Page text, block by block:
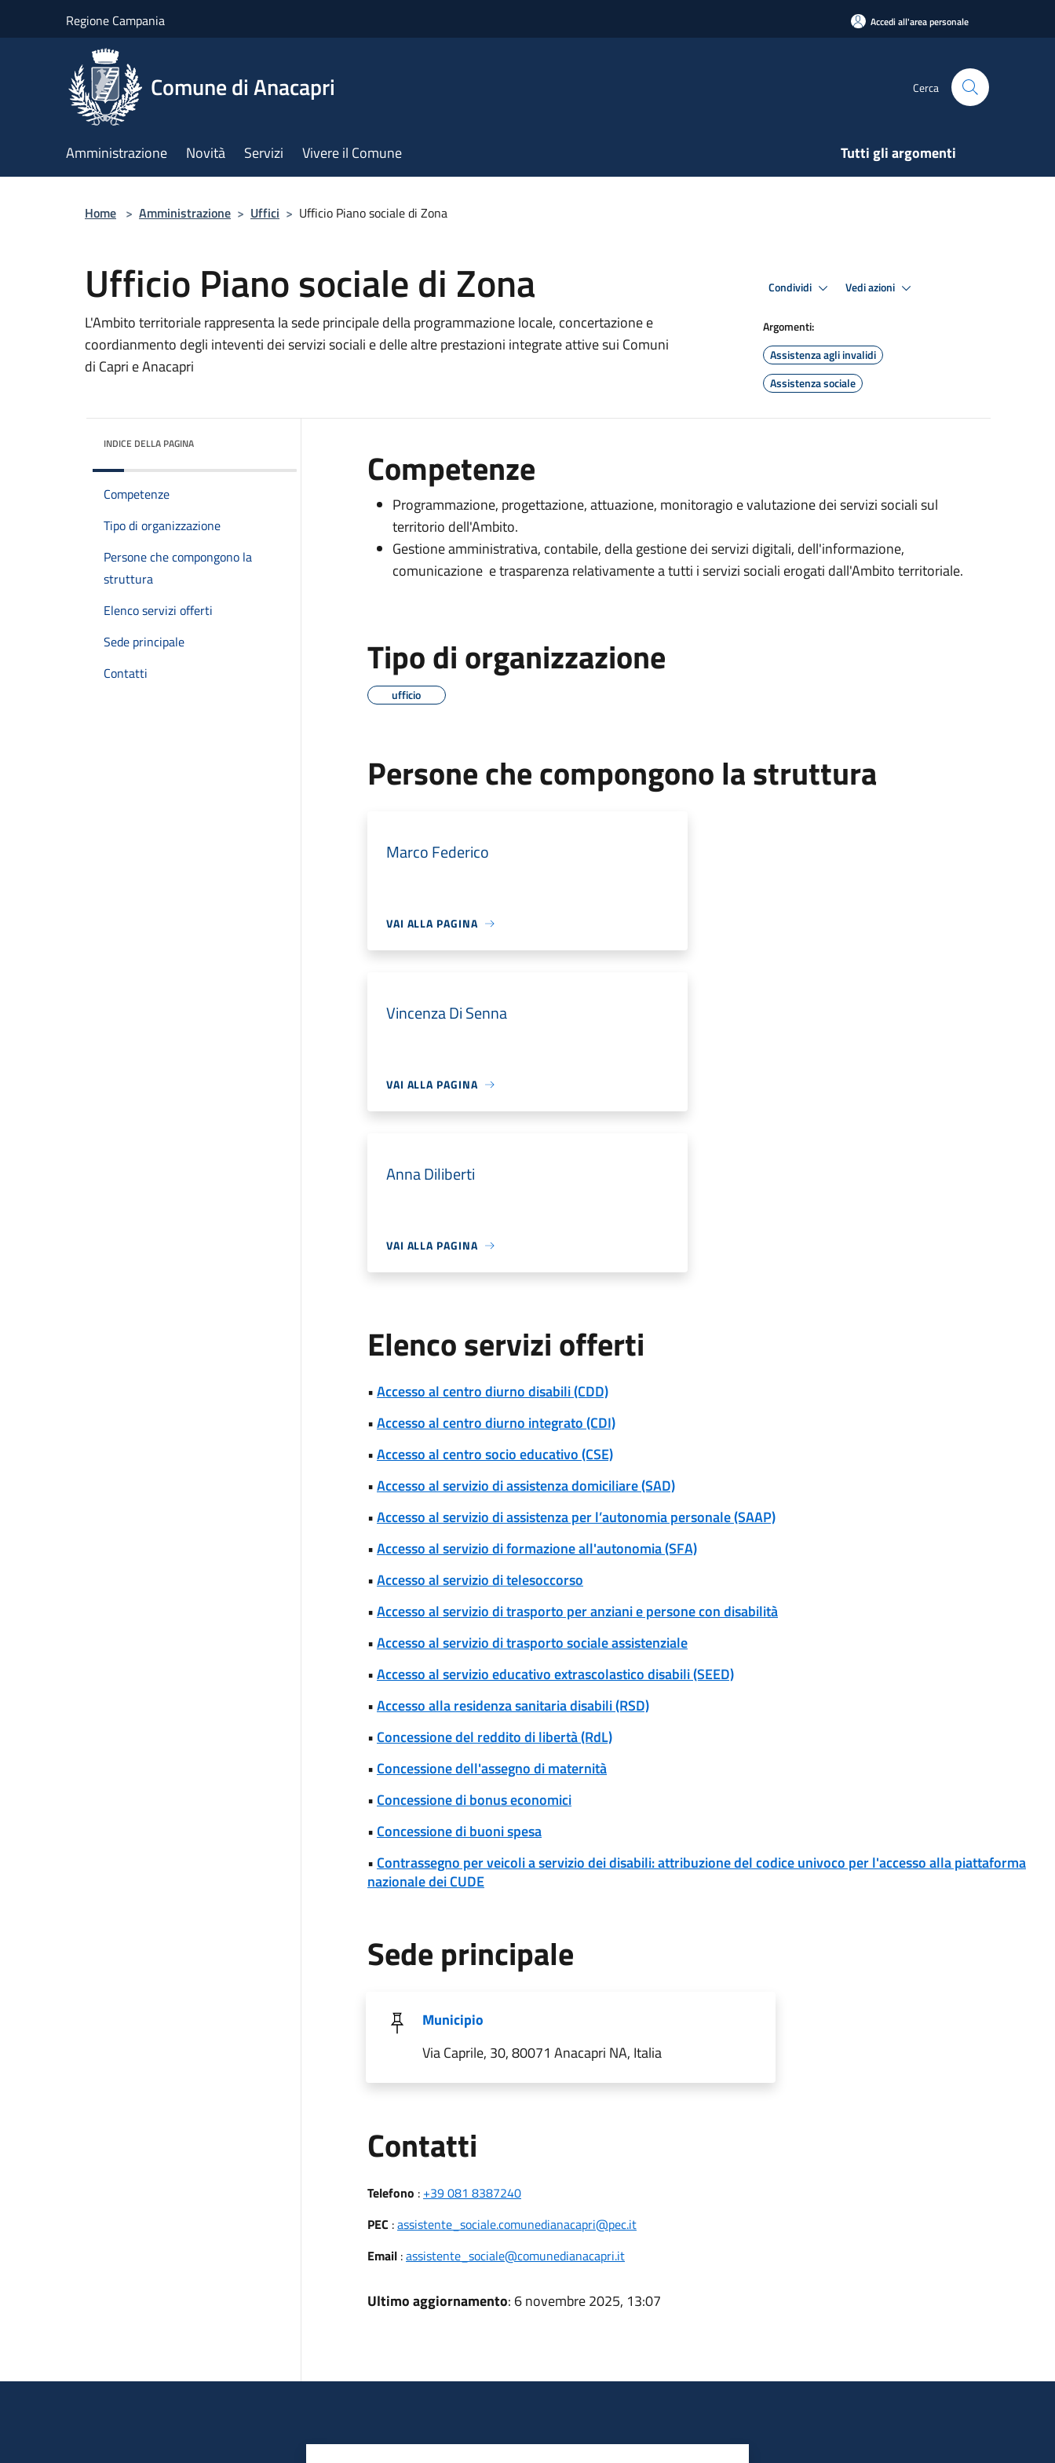
Regione Campania Accedi all'area personale
Comune di Anacapri Cerca
Amministrazione Novità Servizi Vivere il Comune Tutti gli argomenti
Home > Amministrazione > Uffici > Ufficio Piano sociale di Zona
Ufficio Piano sociale di Zona
L'Ambito territoriale rappresenta la sede principale della programmazione locale, concertazione e
coordianmento degli inteventi dei servizi sociali e delle altre prestazioni integrate attive sui Comuni
di Capri e Anacapri
Condividi Vedi azioni
Argomenti:
Assistenza agli invalidi
Assistenza sociale
INDICE DELLA PAGINA
Competenze
Tipo di organizzazione
Persone che compongono la
struttura
Elenco servizi offerti
Sede principale
Contatti
Competenze
Programmazione, progettazione, attuazione, monitoragio e valutazione dei servizi sociali sul
territorio dell'Ambito.
Gestione amministrativa, contabile, della gestione dei servizi digitali, dell'informazione,
comunicazione e trasparenza relativamente a tutti i servizi sociali erogati dall'Ambito territoriale.
Tipo di organizzazione
ufficio
Persone che compongono la struttura
Marco Federico
VAI ALLA PAGINA
Vincenza Di Senna
VAI ALLA PAGINA
Anna Diliberti
VAI ALLA PAGINA
Elenco servizi offerti
•Accesso al centro diurno disabili (CDD)
•Accesso al centro diurno integrato (CDI)
•Accesso al centro socio educativo (CSE)
•Accesso al servizio di assistenza domiciliare (SAD)
•Accesso al servizio di assistenza per l’autonomia personale (SAAP)
•Accesso al servizio di formazione all'autonomia (SFA)
•Accesso al servizio di telesoccorso
•Accesso al servizio di trasporto per anziani e persone con disabilità
•Accesso al servizio di trasporto sociale assistenziale
•Accesso al servizio educativo extrascolastico disabili (SEED)
•Accesso alla residenza sanitaria disabili (RSD)
• Concessione del reddito di libertà (RdL)
• Concessione dell'assegno di maternità
• Concessione di bonus economici
• Concessione di buoni spesa
• Contrassegno per veicoli a servizio dei disabili: attribuzione del codice univoco per l'accesso alla piattaforma
nazionale dei CUDE
Sede principale
Municipio
Via Caprile, 30, 80071 Anacapri NA, Italia
Contatti
Telefono : +39 081 8387240
PEC :assistente_sociale.comunedianacapri@pec.it
Email:assistente_sociale@comunedianacapri.it
Ultimo aggiornamento: 6 novembre 2025, 13:07